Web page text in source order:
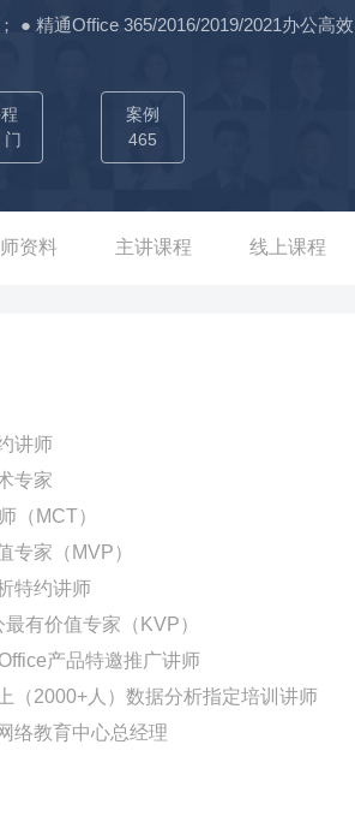
● 精通Office 365/2016/2019/2021办公高
过100场：工商银行、农业银行、建设银
年被全国多家银行返聘为智能办公与数据
、中石油等企业受聘讲师，被诸多世界五
通北京公司Excel+PPT应用技巧培训（2
据分析（4期4天） 中建二局深圳公司
深圳安维尔Excel与PPT应用技巧培训（3
门
案例
465
资料 主讲课程 线上课程
讲师
专家
（MCT）
专家（MVP）
特约讲师
有价值专家（KVP）
产品特邀推广讲师
（2000+人）数据分析指定培训讲师
络教育中心总经理